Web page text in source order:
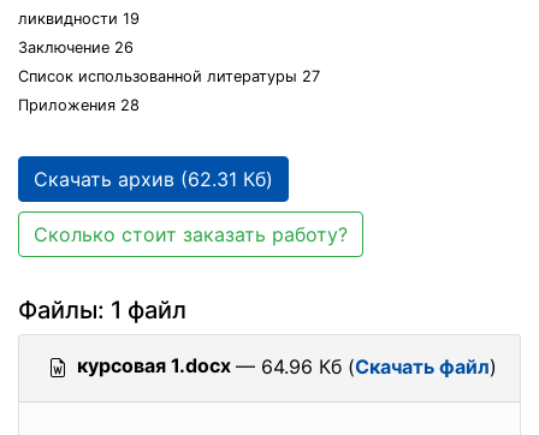
ликвидности 19
Заключение 26
Список использованной литературы 27
Приложения 28
Скачать архив (62.31 Кб)
Сколько стоит заказать работу?
Файлы: 1 файл
курсовая 1.docx — 64.96 Кб (Скачать файл)